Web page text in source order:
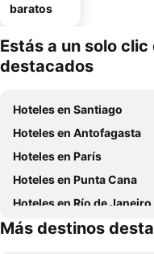
baratos
Estás a un solo
destacados
Hoteles en Santiago
Hoteles en Antofagasta
Hoteles en París
Hoteles en Punta Cana
Hoteles en Río de Janeiro
Hoteles en Brasil
Más destinos